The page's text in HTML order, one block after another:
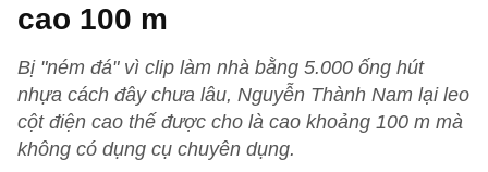
cao 100 m
Bị "ném đá" vì clip làm nhà bằng 5.000 ống hút
nhựa cách đây chưa lâu, Nguyễn Thành Nam lại leo
cột điện cao thế được cho là cao khoảng 100 m mà
không có dụng cụ chuyên dụng.